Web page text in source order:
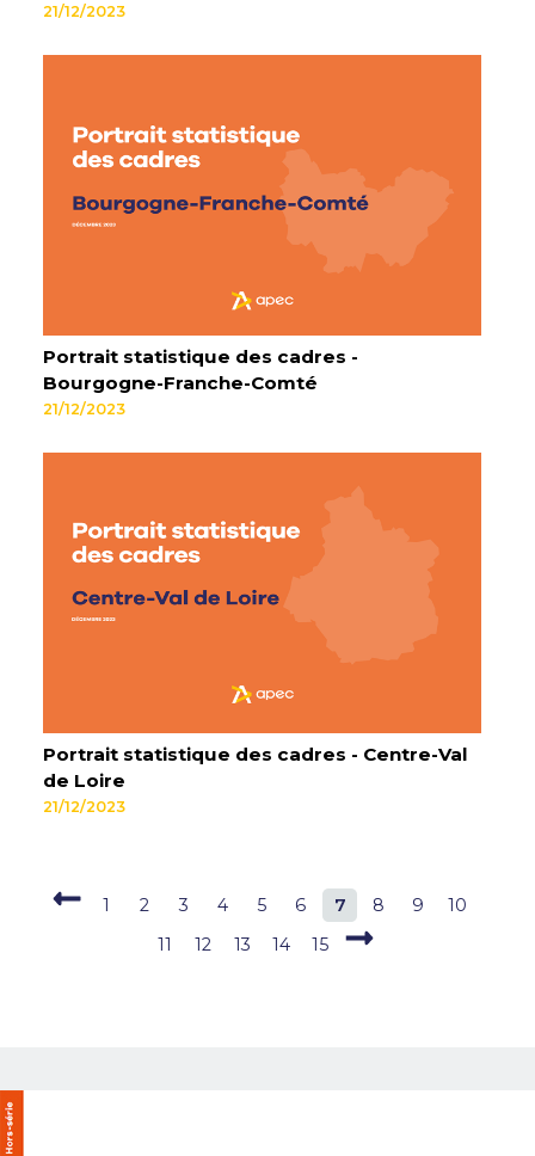
21/12/2023
Portrait statistique des cadres -
Bourgogne-Franche-Comté
21/12/2023
Portrait statistique des cadres - Centre-Val
de Loire
21/12/2023
1 2 3 4 5 6 7 8 9
10
11
12 13 14 15